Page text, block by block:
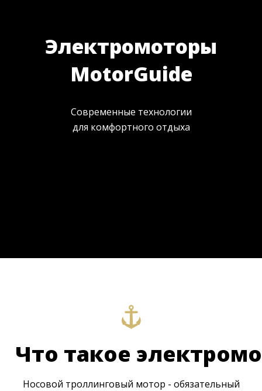
Электромоторы
MotorGuide
Современные технологии
для комфортного отдыха
Что такое
Носовой троллинговый мотор - обязательный